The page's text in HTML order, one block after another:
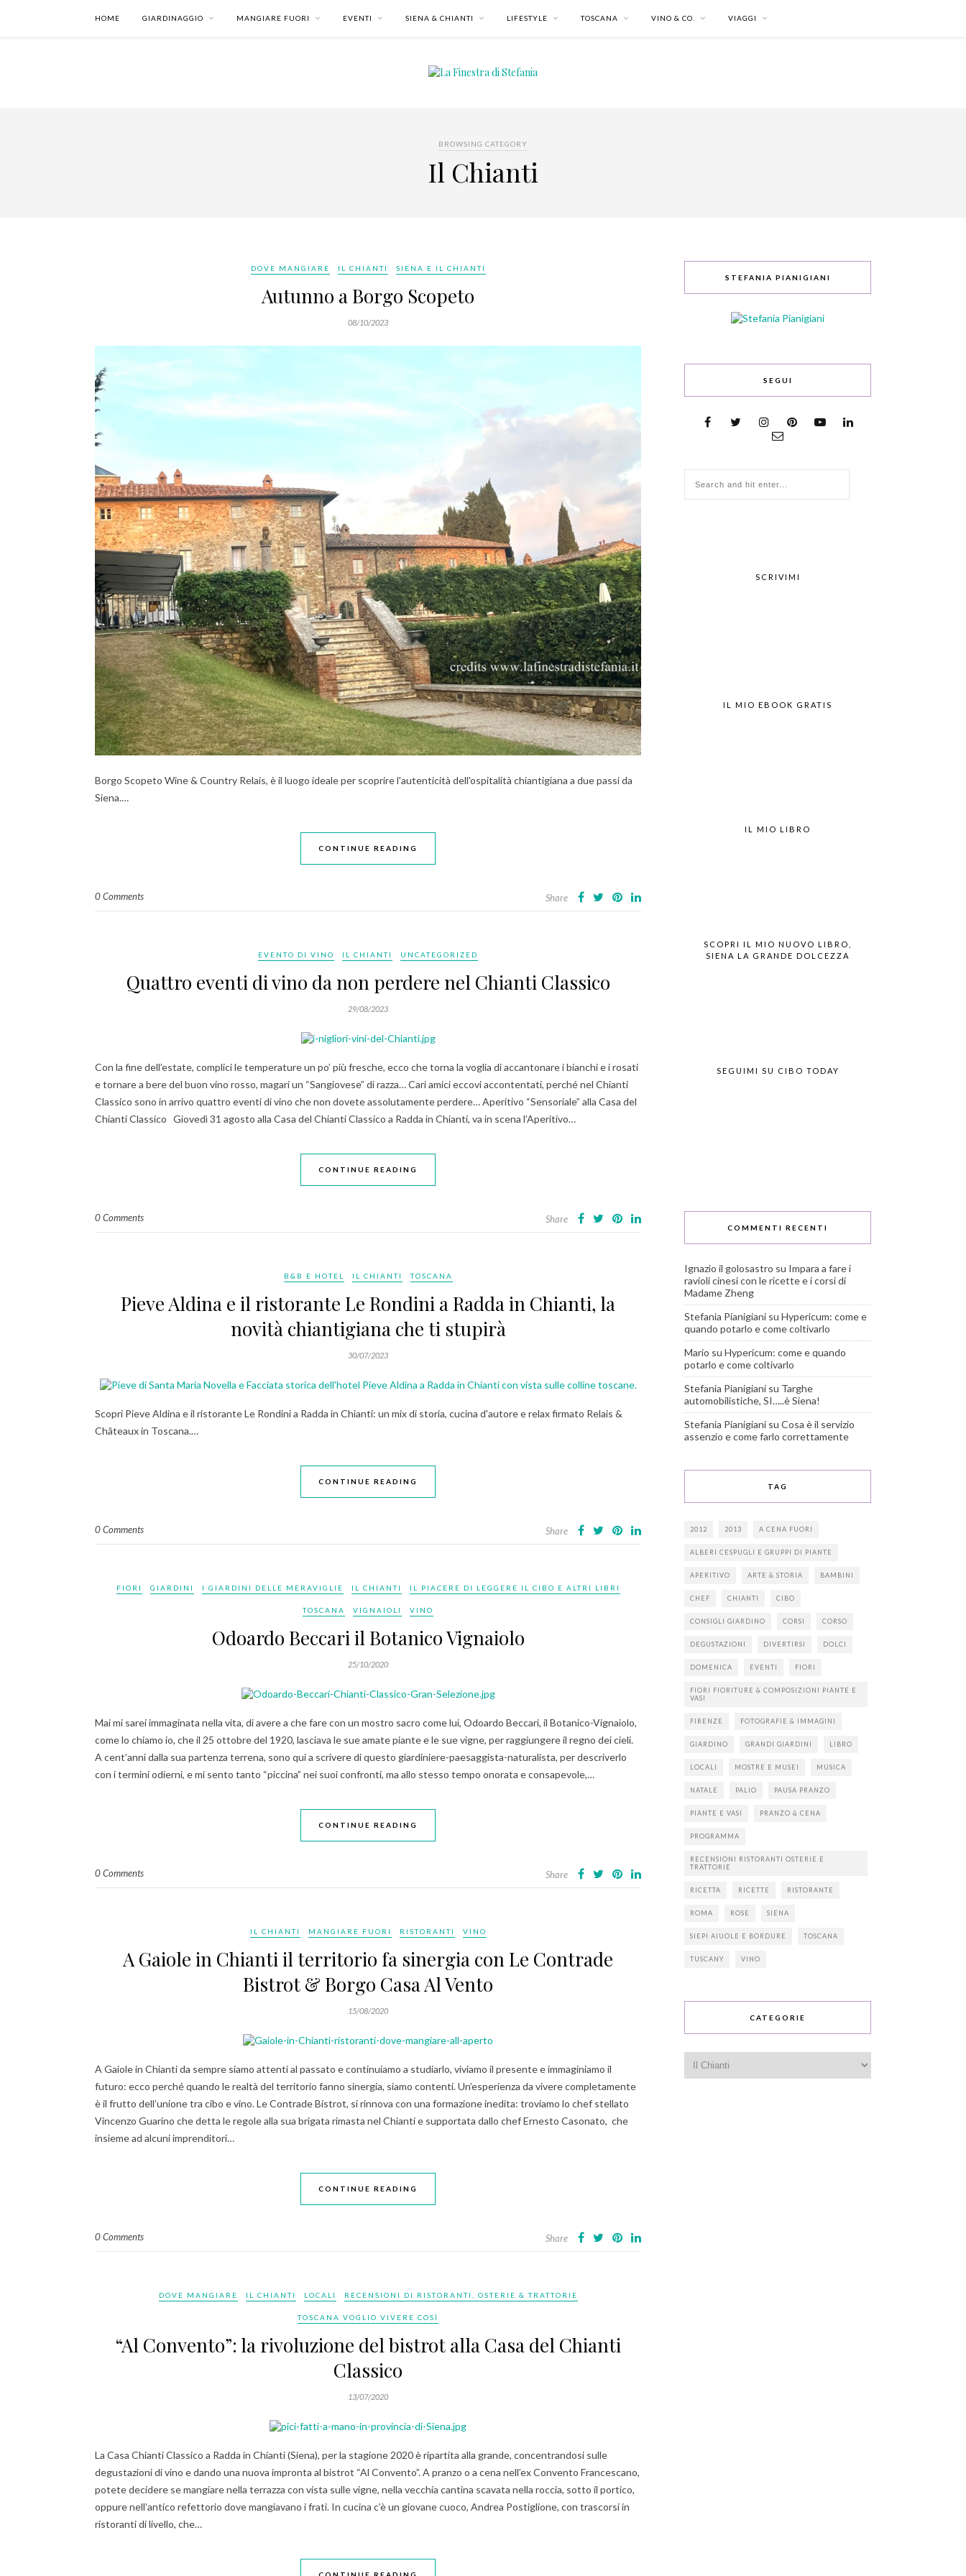
HOME GIARDINAGGIO MANGIARE FUORI EVENTI SIENA & CHIANTI LIFESTYLE TOSCANA VINO & CO. VIAGGI
BROWSING CATEGORY
Il Chianti
DOVE MANGIARE IL CHIANTI SIENA E IL CHIANTI
Autunno a Borgo Scopeto
08/10/2023
Borgo Scopeto Wine & Country Relais, è il luogo ideale per scoprire l'autenticità dell'ospitalità chiantigiana a due passi da
Siena.…
CONTINUE READING
0 Comments Share
EVENTO DI VINO IL CHIANTI UNCATEGORIZED
Quattro eventi di vino da non perdere nel Chianti Classico
29/08/2023
Con la fine dell’estate, complici le temperature un po’ più fresche, ecco che torna la voglia di accantonare i bianchi e i rosati
e tornare a bere del buon vino rosso, magari un “Sangiovese” di razza… Cari amici eccovi accontentati, perché nel Chianti
Classico sono in arrivo quattro eventi di vino che non dovete assolutamente perdere… Aperitivo “Sensoriale” alla Casa del
Chianti Classico Giovedì 31 agosto alla Casa del Chianti Classico a Radda in Chianti, va in scena l’Aperitivo…
CONTINUE READING
0 Comments Share
B&B E HOTEL IL CHIANTI TOSCANA
Pieve Aldina e il ristorante Le Rondini a Radda in Chianti, la
novità chiantigiana che ti stupirà
30/07/2023
Scopri Pieve Aldina e il ristorante Le Rondini a Radda in Chianti: un mix di storia, cucina d'autore e relax firmato Relais &
Châteaux in Toscana.…
CONTINUE READING
0 Comments Share
FIORI GIARDINI I GIARDINI DELLE MERAVIGLIE IL CHIANTI IL PIACERE DI LEGGERE IL CIBO E ALTRI LIBRI
TOSCANA VIGNAIOLI VINO
Odoardo Beccari il Botanico Vignaiolo
25/10/2020
Mai mi sarei immaginata nella vita, di avere a che fare con un mostro sacro come lui, Odoardo Beccari, il Botanico-Vignaiolo,
come lo chiamo io, che il 25 ottobre del 1920, lasciava le sue amate piante e le sue vigne, per raggiungere il regno dei cieli.
A cent’anni dalla sua partenza terrena, sono qui a scrivere di questo giardiniere-paesaggista-naturalista, per descriverlo
con i termini odierni, e mi sento tanto “piccina” nei suoi confronti, ma allo stesso tempo onorata e consapevole,…
CONTINUE READING
0 Comments Share
IL CHIANTI MANGIARE FUORI RISTORANTI VINO
A Gaiole in Chianti il territorio fa sinergia con Le Contrade
Bistrot & Borgo Casa Al Vento
15/08/2020
A Gaiole in Chianti da sempre siamo attenti al passato e continuiamo a studiarlo, viviamo il presente e immaginiamo il
futuro: ecco perché quando le realtà del territorio fanno sinergia, siamo contenti. Un’esperienza da vivere completamente
è il frutto dell’unione tra cibo e vino. Le Contrade Bistrot, si rinnova con una formazione inedita: troviamo lo chef stellato
Vincenzo Guarino che detta le regole alla sua brigata rimasta nel Chianti e supportata dallo chef Ernesto Casonato, che
insieme ad alcuni imprenditori…
CONTINUE READING
0 Comments Share
DOVE MANGIARE IL CHIANTI LOCALI RECENSIONI DI RISTORANTI, OSTERIE & TRATTORIE
TOSCANA VOGLIO VIVERE COSÌ
“Al Convento”: la rivoluzione del bistrot alla Casa del Chianti
Classico
13/07/2020
La Casa Chianti Classico a Radda in Chianti (Siena), per la stagione 2020 è ripartita alla grande, concentrandosi sulle
degustazioni di vino e dando una nuova impronta al bistrot “Al Convento”. A pranzo o a cena nell’ex Convento Francescano,
potete decidere se mangiare nella terrazza con vista sulle vigne, nella vecchia cantina scavata nella roccia, sotto il portico,
oppure nell’antico refettorio dove mangiavano i frati. In cucina c’è un giovane cuoco, Andrea Postiglione, con trascorsi in
ristoranti di livello, che…
STEFANIA PIANIGIANI
SEGUI
SCRIVIMI
IL MIO EBOOK GRATIS
IL MIO LIBRO
SCOPRI IL MIO NUOVO LIBRO,
SIENA LA GRANDE DOLCEZZA
SEGUIMI SU CIBO TODAY
COMMENTI RECENTI
Ignazio il golosastro su Impara a fare i
ravioli cinesi con le ricette e i corsi di
Madame Zheng
Stefania Pianigiani su Hypericum: come e
quando potarlo e come coltivarlo
Mario su Hypericum: come e quando
potarlo e come coltivarlo
Stefania Pianigiani su Targhe
automobilistiche, SI…..è Siena!
Stefania Pianigiani su Cosa è il servizio
assenzio e come farlo correttamente
TAG
2012 2013 A CENA FUORI
ALBERI CESPUGLI E GRUPPI DI PIANTE
APERITIVO ARTE & STORIA BAMBINI
CHEF CHIANTI CIBO
CONSIGLI GIARDINO CORSI CORSO
DEGUSTAZIONI DIVERTIRSI DOLCI
DOMENICA EVENTI FIORI
FIORI FIORITURE & COMPOSIZIONI PIANTE E
VASI
FIRENZE FOTOGRAFIE & IMMAGINI
GIARDINO GRANDI GIARDINI LIBRO
LOCALI MOSTRE E MUSEI MUSICA
NATALE PALIO PAUSA PRANZO
PIANTE E VASI PRANZO & CENA
PROGRAMMA
RECENSIONI RISTORANTI OSTERIE E
TRATTORIE
RICETTA RICETTE RISTORANTE
ROMA ROSE SIENA
SIEPI AIUOLE E BORDURE TOSCANA
TUSCANY VINO
CATEGORIE